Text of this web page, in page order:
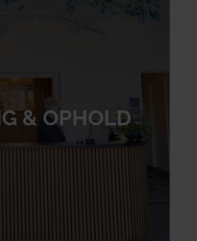
& OPHOLD